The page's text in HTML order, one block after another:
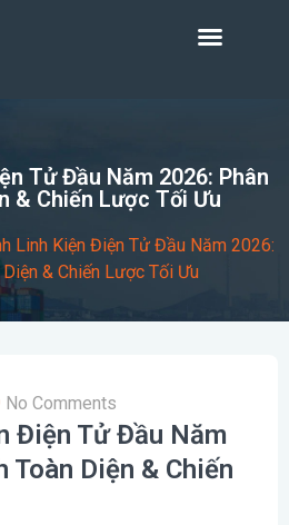
Tử Đầu Năm 2026: Phân
& Chiến Lược Tối Ưu
Linh Kiện Điện Tử Đầu Năm 2026:
& Chiến Lược Tối Ưu
No Comments
Điện Tử Đầu Năm
Toàn Diện & Chiến